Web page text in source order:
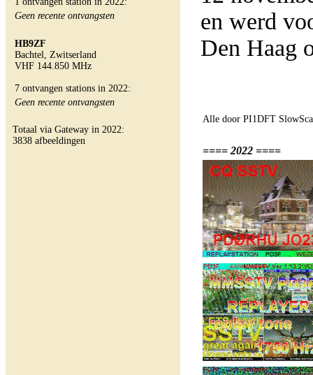
Geen recente ontvangsten
HB9ZF
Bachtel, Zwitserland
VHF 144.850 MHz
7 ontvangen stations in 2022:
Geen recente ontvangsten
Totaal via Gateway in 2022:
3838 afbeeldingen
en werd
Den Haag
Alle door PI1DFT
==== 2022 ====